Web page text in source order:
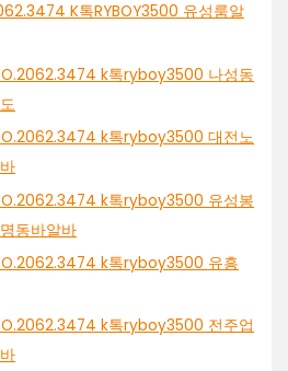
K톡RYBOY3500 유성룸알
k톡ryboy3500 나성동
k톡ryboy3500 대전노
k톡ryboy3500 유성봉
동바알바
k톡ryboy3500 유흥
k톡ryboy3500 전주업